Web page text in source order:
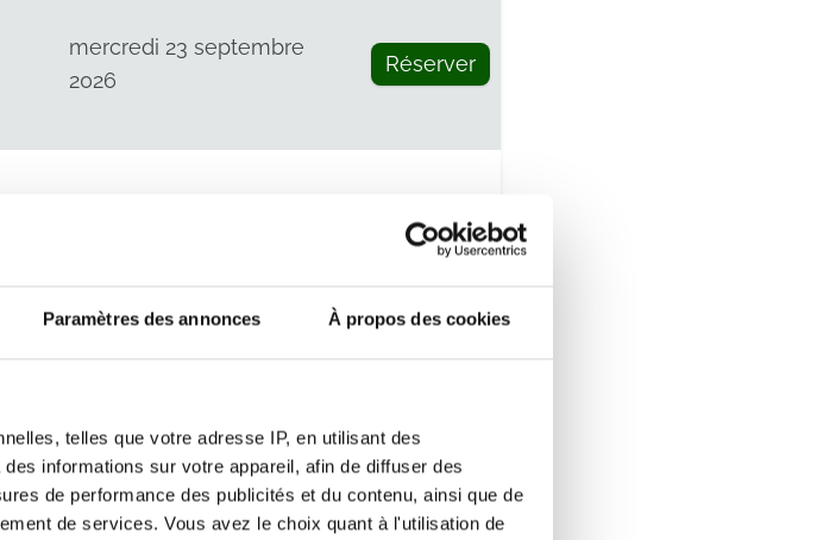
Paramètres des annonces À propos des cookies
telles que votre adresse IP, en utilisant des
informations sur votre appareil, afin de diffuser des
de performance des publicités et du contenu, ainsi que de
de services. Vous avez le choix quant à l'utilisation de
mercredi 23 septembre
2026
Réserver
Réserver
Tarbes